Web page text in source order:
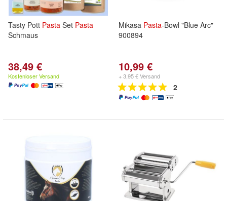
Tasty Pott Pasta Set Pasta
Schmaus
38,49 €
Kostenloser Versand
Mikasa Pasta-Bowl "Blue Arc"
900894
10,99 €
+ 3,95 € Versand
2